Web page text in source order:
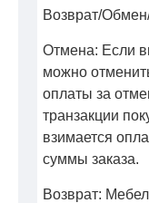
Возврат/
Отмена: Если
можно
оплаты за
транзакции
взимается
суммы заказа.
Возврат: